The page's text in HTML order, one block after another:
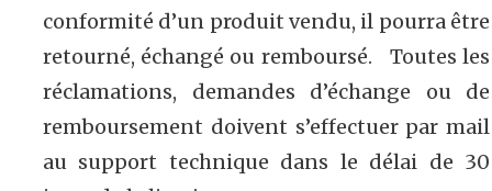
conformité d’un produit vendu, il pourra être
retourné, échangé ou remboursé. Toutes les
réclamations, demandes d’échange ou de
remboursement doivent s’effectuer par mail
au support technique dans le délai de 30